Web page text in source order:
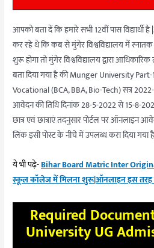
आपको बता दें कि हमारे सभी 12वीं पास
कर रहे थे कि कब से मुंगेर विश्वविद्यालय में स्नातक
शुरू होगा तो मुंगेर विश्वविद्यालय द्वारा
बता दिया गया है की Munger University
Vocational (BCA, BBA, Bio-Tech) सत्र
आवेदन की तिथि दिनांक 28-5-2022 से 15-8-
छात्र एवं छात्राएं तदनुसार पोर्टल पर ऑनलाइन
लिंक इसी पोस्ट के नीचे में उपलब्ध करा दिया गया
ये भी पढ़े-Bihar Board Matric Inter
स्कूल कॉलेज में मिलना शुरू|ऑनलाइन इस तरह
Required
University UG